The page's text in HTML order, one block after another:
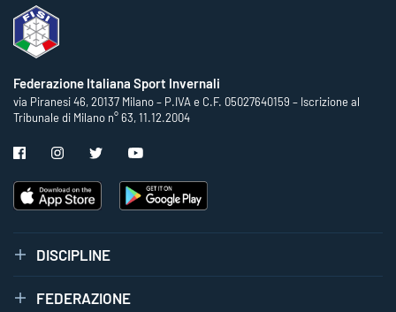
Federazione Italiana Sport Invernali
via Piranesi 46, 20137 Milano – P.IVA e C.F. 05027640159 – Iscrizione al
Tribunale di Milano n° 63, 11.12.2004
DISCIPLINE
FEDERAZIONE